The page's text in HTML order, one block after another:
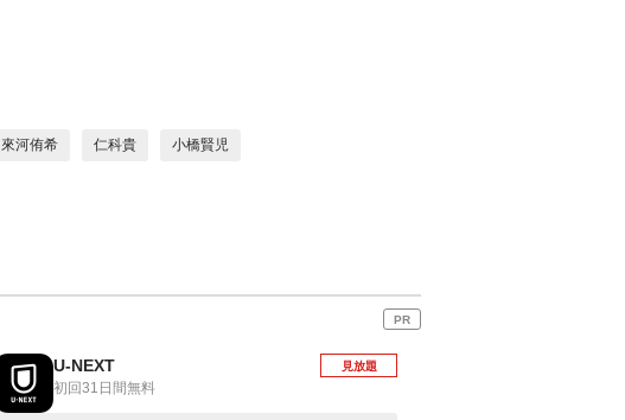
來河侑希 仁科貴 小橋賢児
PR
U-NEXT
初回31日間無料
見放題